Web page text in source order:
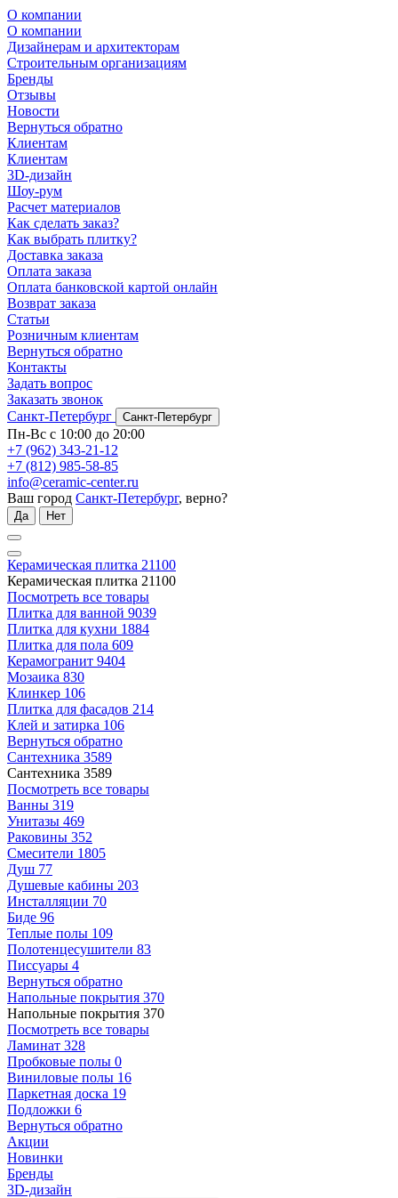
О компании
О компании
Дизайнерам и архитекторам
Строительным организациям
Бренды
Отзывы
Новости
Вернуться обратно
Клиентам
Клиентам
3D-дизайн
Шоу-рум
Расчет материалов
Как сделать заказ?
Как выбрать плитку?
Доставка заказа
Оплата заказа
Оплата банковской картой онлайн
Возврат заказа
Статьи
Розничным клиентам
Вернуться обратно
Контакты
Задать вопрос
Заказать звонок
Санкт-Петербург
Санкт-Петербург
Пн-Вс с 10:00 до 20:00
+7 (962) 343-21-12
+7 (812) 985-58-85
info@ceramic-center.ru
Ваш город Санкт-Петербург, верно?
Да Нет
Керамическая плитка 21100
Керамическая плитка 21100
Посмотреть все товары
Плитка для ванной 9039
Плитка для кухни 1884
Плитка для пола 609
Керамогранит 9404
Мозаика 830
Клинкер 106
Плитка для фасадов 214
Клей и затирка 106
Вернуться обратно
Сантехника 3589
Сантехника 3589
Посмотреть все товары
Ванны 319
Унитазы 469
Раковины 352
Смесители 1805
Душ 77
Душевые кабины 203
Инсталляции 70
Биде 96
Теплые полы 109
Полотенцесушители 83
Писсуары 4
Вернуться обратно
Напольные покрытия 370
Напольные покрытия 370
Посмотреть все товары
Ламинат 328
Пробковые полы 0
Виниловые полы 16
Паркетная доска 19
Подложки 6
Вернуться обратно
Акции
Новинки
Бренды
3D-дизайн